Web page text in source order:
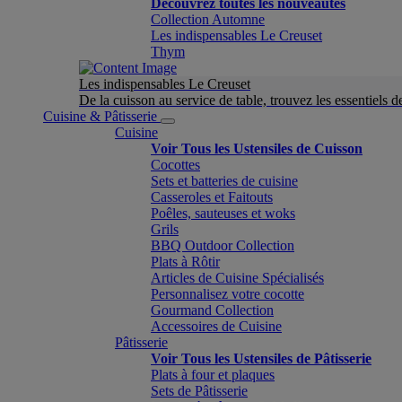
Découvrez toutes les nouveautés
Collection Automne
Les indispensables Le Creuset
Thym
Les indispensables Le Creuset
De la cuisson au service de table, trouvez les essentiels
Cuisine & Pâtisserie
Cuisine
Voir Tous les Ustensiles de Cuisson
Cocottes
Sets et batteries de cuisine
Casseroles et Faitouts
Poêles, sauteuses et woks
Grils
BBQ Outdoor Collection
Plats à Rôtir
Articles de Cuisine Spécialisés
Personnalisez votre cocotte
Gourmand Collection
Accessoires de Cuisine
Pâtisserie
Voir Tous les Ustensiles de Pâtisserie
Plats à four et plaques
Sets de Pâtisserie